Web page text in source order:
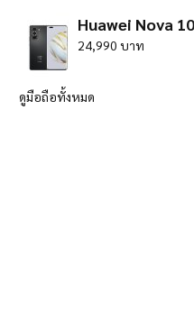
Huawei Nova
24,990 บาท
ดูมือถือทั้งหมด